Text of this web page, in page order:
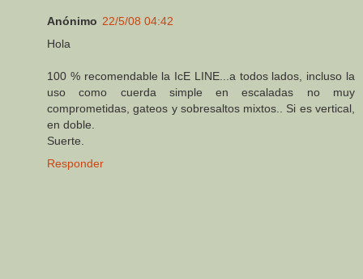
Anónimo 22/5/08 04:42
Hola
100 % recomendable la IcE LINE...a todos lados, incluso la
uso como cuerda simple en escaladas no muy
comprometidas, gateos y sobresaltos mixtos.. Si es vertical,
en doble.
Suerte.
Responder